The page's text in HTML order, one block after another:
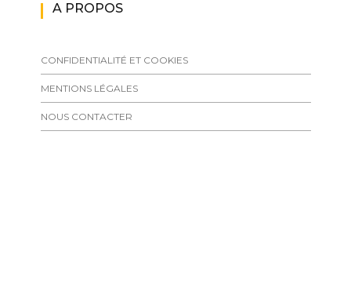
A PROPOS
CONFIDENTIALITÉ ET COOKIES
MENTIONS LÉGALES
NOUS CONTACTER